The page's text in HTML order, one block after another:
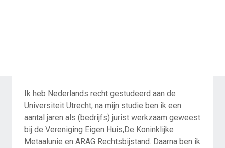
Ik heb Nederlands recht gestudeerd aan de
Universiteit Utrecht, na mijn studie ben ik een
aantal jaren als (bedrijfs) jurist werkzaam geweest
bij de Vereniging Eigen Huis,De Koninklijke
Metaalunie en ARAG Rechtsbijstand. Daarna ben ik